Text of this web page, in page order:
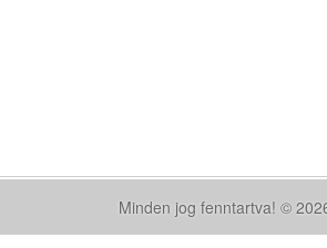
Minden jog fenntartva! ©